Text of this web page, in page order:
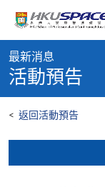
content
content
start
最新消息
活動預告
< 返回活動預告